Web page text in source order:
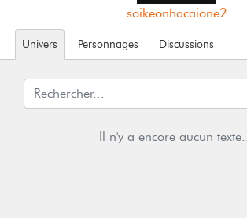
soikeonhacaione2
Univers Personnages Discussions
Il n'y a encore aucun